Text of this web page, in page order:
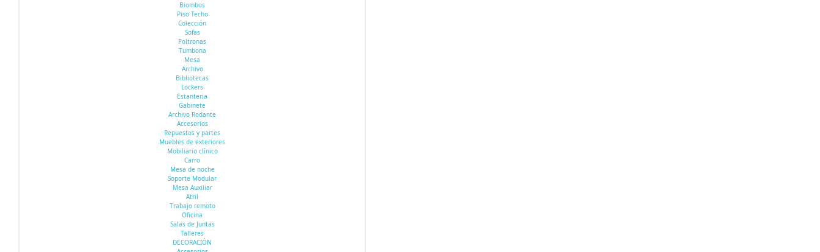
Biombos
Piso Techo
Colección
Sofas
Poltronas
Tumbona
Mesa
Archivo
Bibliotecas
Lockers
Estanteria
Gabinete
Archivo Rodante
Accesorios
Repuestos y partes
Muebles de exteriores
Mobiliario clínico
Carro
Mesa de noche
Soporte Modular
Mesa Auxiliar
Atril
Trabajo remoto
Oficina
Salas de Juntas
Talleres
DECORACIÓN